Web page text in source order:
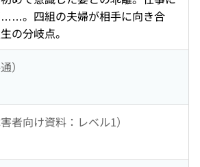
。四組の夫婦が相手に向き合
の分岐点。
）
者向け資料：レベル1）